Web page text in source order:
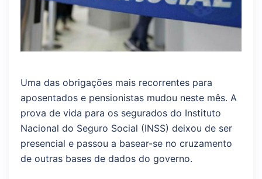
Uma das obrigações mais recorrentes para
aposentados e pensionistas mudou neste mês. A
prova de vida para os segurados do Instituto
Nacional do Seguro Social (INSS) deixou de ser
presencial e passou a basear-se no cruzamento
de outras bases de dados do governo.